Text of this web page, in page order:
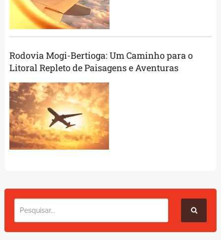
Rodovia Mogi-Bertioga: Um Caminho para o
Litoral Repleto de Paisagens e Aventuras